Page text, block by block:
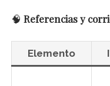
🧠 Referencias y
Elemento